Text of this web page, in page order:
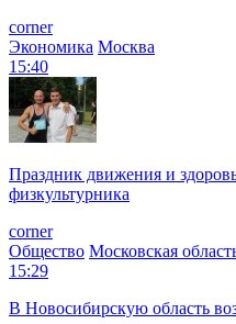
corner
Экономика Москва
15:40
Праздник движения и
физкультурника
corner
Общество Московская
15:29
В Новосибирскую область